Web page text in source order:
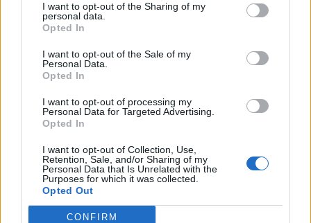
I want to opt-out of the Sharing of my
personal data.
Opted In
I want to opt-out of the Sale of my
Personal Data.
Opted In
I want to opt-out of processing my
Personal Data for Targeted Advertising.
Opted In
I want to opt-out of Collection, Use,
Retention, Sale, and/or Sharing of my
Personal Data that Is Unrelated with the
Purposes for which it was collected.
Opted Out
CONFIRM
Szávai Géza vezet!), hogy mind a lírai
életmű egyes emblematikus darabját,
mind a prózákból részeket kiemelve külön
kötetekben adja ki 1994 óta (eddig kilenc
kötetet jelent meg). Akik tehát a mai
„gondolkodó irodalom” (Kenyeres Zoltán)
hívei, azok mint ennek az irodalmi
törekvésnek az egyik jelentős
„elöljárójára” tekinthetnek Méliusz
Józsefre.